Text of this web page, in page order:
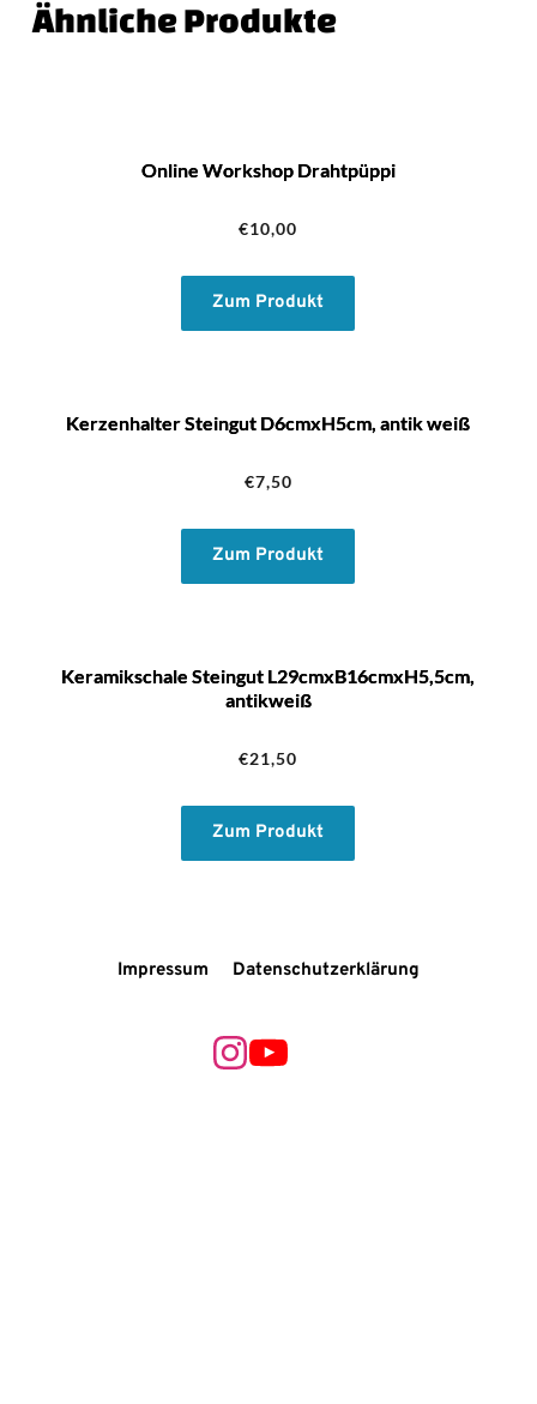
Ähnliche Produkte
Online Workshop Drahtpüppi
€10,00
Zum Produkt
Kerzenhalter Steingut D6cmxH5cm, antik weiß
€7,50
Zum Produkt
Keramikschale Steingut L29cmxB16cmxH5,5cm,
antikweiß
€21,50
Zum Produkt
Impressum Datenschutzerklärung